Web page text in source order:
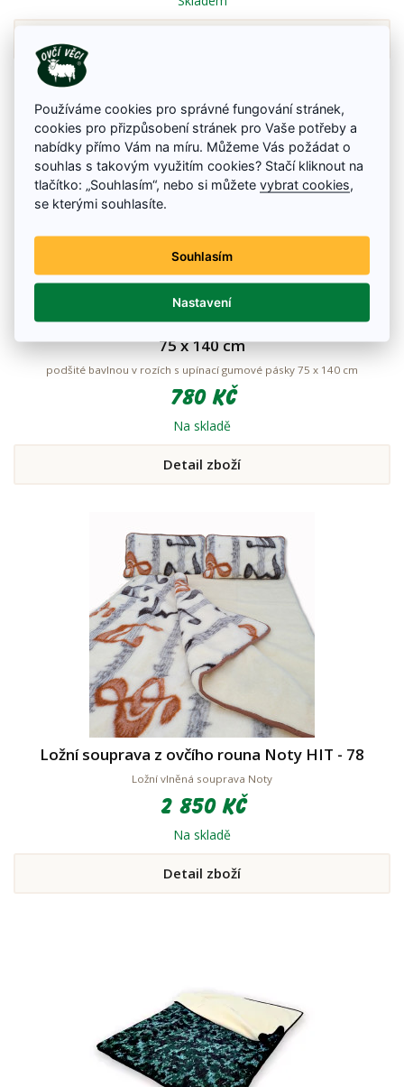
Prostěradlo z ovčí vlny - matracový chránič dětský
75 x 140 cm
podšité bavlnou v rozích s upínací gumové pásky 75 x 140 cm
780 Kč
Na skladě
Detail zboží
Ložní souprava z ovčího rouna Noty HIT - 78
Ložní vlněná souprava Noty
2 850 Kč
Na skladě
Detail zboží
Používáme cookies pro správné fungování stránek,
cookies pro přizpůsobení stránek pro Vaše potřeby a
nabídky přímo Vám na míru. Můžeme Vás požádat o
souhlas s takovým využitím cookies? Stačí kliknout na
tlačítko: „Souhlasím“, nebo si můžetevybrat cookies,
se kterými souhlasíte.
Souhlasím
Nastavení